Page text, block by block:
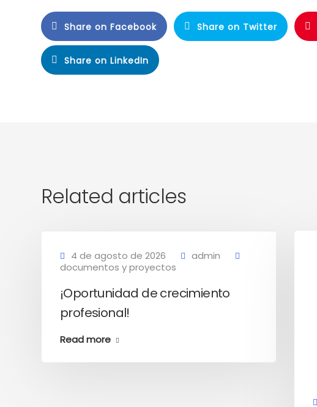
Share on Facebook Share on Twitter
Share on LinkedIn
Related articles
4 de agosto de 2026
admin
documentos y proyectos
¡Oportunidad de crecimiento
profesional!
Read more